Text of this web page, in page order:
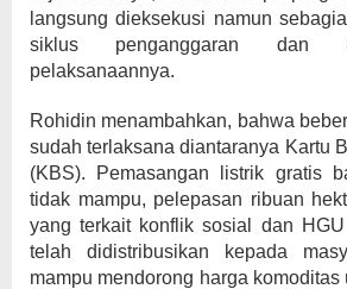
langsung dieksekusi namun
siklus penganggaran dan
pelaksanaannya.
Rohidin menambahkan, bahwa
sudah terlaksana diantaranya Kartu
(KBS). Pemasangan listrik gratis
tidak mampu, pelepasan ribuan
yang terkait konflik sosial dan
telah didistribusikan kepada
mampu mendorong harga